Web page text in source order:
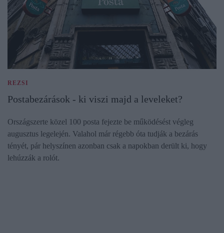
REZSI
Postabezárások - ki viszi majd a leveleket?
Országszerte közel 100 posta fejezte be működésést végleg
augusztus legelején. Valahol már régebb óta tudják a bezárás
tényét, pár helyszínen azonban csak a napokban derült ki, hogy
lehúzzák a rolót.